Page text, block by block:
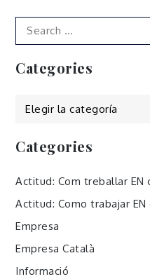
Search
Categories
Categories
Actitud: Com treballar EN
Actitud: Como trabajar EN
Empresa
Empresa Català
Informació